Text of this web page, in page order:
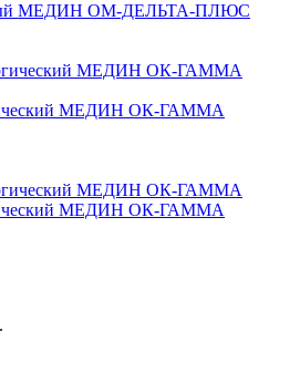
МЕДИН ОМ-ДЕЛЬТА-ПЛЮС
МЕДИН ОК-ГАММА
МЕДИН ОК-ГАММА